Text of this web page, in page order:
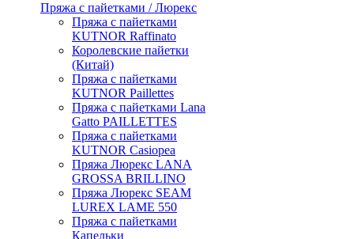
Пряжа с пайетками / Люрекс
Пряжа с пайетками
KUTNOR Raffinato
Королевские пайетки
(Китай)
Пряжа с пайетками
KUTNOR Paillettes
Пряжа с пайетками Lana
Gatto PAILLETTES
Пряжа с пайетками
KUTNOR Casiopea
Пряжа Люрекс LANA
GROSSA BRILLINO
Пряжа Люрекс SEAM
LUREX LAME 550
Пряжа с пайетками
Капельки